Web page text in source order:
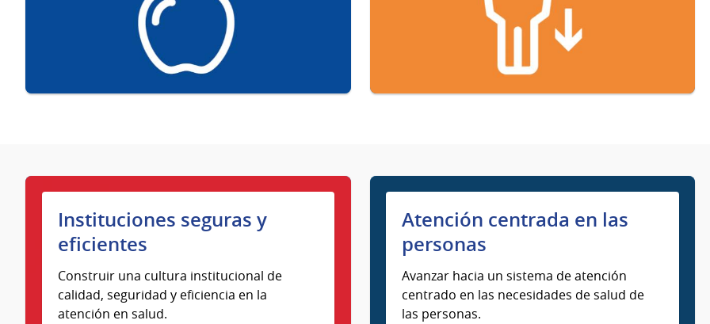
Instituciones seguras y
eficientes
Construir una cultura institucional de
calidad, seguridad y eficiencia en la
atención en salud.
Atención centrada en las
personas
Avanzar hacia un sistema de atención
centrado en las necesidades de salud de
las personas.